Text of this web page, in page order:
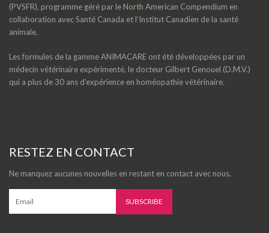
(PVSFR), programme géré par le North American Compendium en
collaboration avec Santé Canada et l’Institut Canadien de la santé
animale.
Les formules de la gamme ANIMACARE ont été développées par un
médecin vétérinaire expérimenté, le docteur Gilbert Genouel (D.M.V.)
qui a plus de 30 ans d’expérience en homéopathie vétérinaire.
RESTEZ EN CONTACT
Ne manquez aucunes nouvelles en restant en contact avec nous.